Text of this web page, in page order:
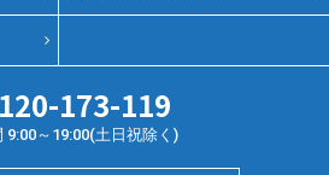
173-119
9:00～19:00(土日祝除く)